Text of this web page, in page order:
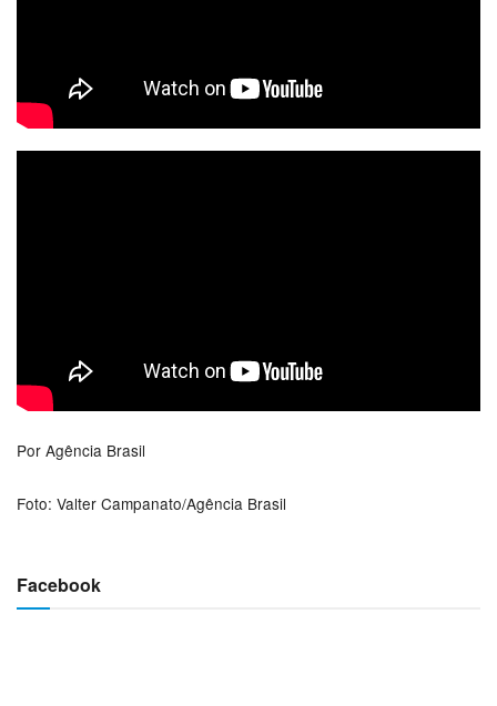
Por Agência Brasil
Foto: Valter Campanato/Agência Brasil
Facebook